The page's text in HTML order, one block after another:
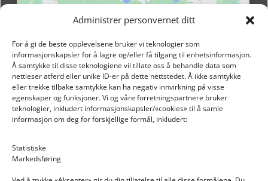
Administrer personvernet ditt
For å gi de beste opplevelsene bruker vi teknologier som
informasjonskapsler for å lagre og/eller få tilgang til enhetsinformasjon.
Å samtykke til disse teknologiene vil tillate oss å behandle data som
nettleser atferd eller unike ID-er på dette nettstedet. Å ikke samtykke
eller trekke tilbake samtykke kan ha negativ innvirkning på visse
egenskaper og funksjoner. Vi og våre forretningspartnere bruker
teknologier, inkludert informasjonskapsler/«cookies» til å samle
informasjon om deg for forskjellige formål, inkludert:
Statistiske
Markedsføring